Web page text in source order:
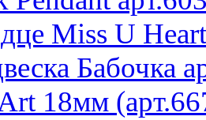
Miss U
Бабочка
18мм